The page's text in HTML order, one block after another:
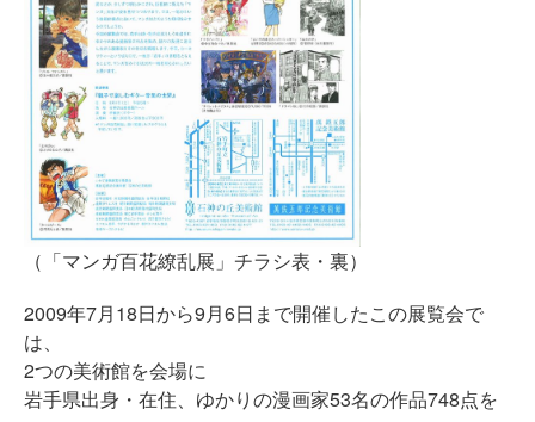
（「マンガ百花繚乱展」チラシ表・裏）
2009年7月18日から9月6日まで開催したこの展覧会で
は、
2つの美術館を会場に
岩手県出身・在住、ゆかりの漫画家53名の作品748点を